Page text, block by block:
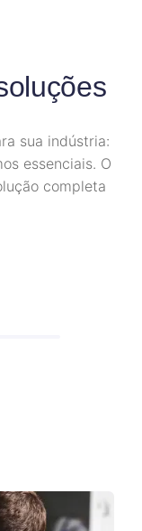
sua indústria:
essenciais. O
completa